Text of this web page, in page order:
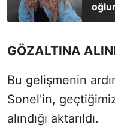
GÖZALTINA
Bu gelişmenin
Sonel'in,
alındığı aktarıldı.